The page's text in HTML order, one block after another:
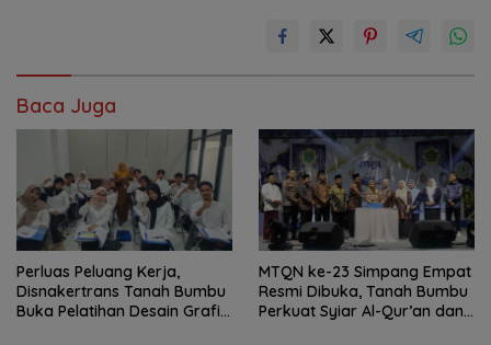
Baca Juga
Perluas Peluang Kerja,
Disnakertrans Tanah Bumbu
Buka Pelatihan Desain Grafis
MTQN ke-23 Simpang Empat
Resmi Dibuka, Tanah Bumbu
Perkuat Syiar Al-Qur’an dan